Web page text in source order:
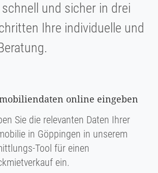
schnell und sicher in drei
Ihre individuelle und
online eingeben
Sie die relevanten Daten Ihrer
in Göppingen in unserem
Tool für einen
ein.